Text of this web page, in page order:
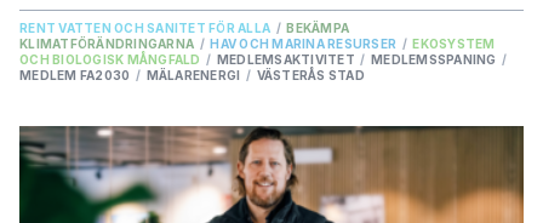
RENT VATTEN OCH SANITET FÖR ALLA / BEKÄMPA
KLIMATFÖRÄNDRINGARNA / HAV OCH MARINA RESURSER / EKOSYSTEM
OCH BIOLOGISK MÅNGFALD / MEDLEMSAKTIVITET / MEDLEMSSPANING /
MEDLEM FA2030 / MÄLARENERGI / VÄSTERÅS STAD